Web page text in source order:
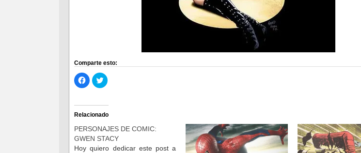
Comparte esto:
Haz
clic
para
Facebook
(Se
abre
en
una
ventana
nueva)
Haz
clic
Twitter
(Se
abre
en
una
ventana
nueva)
Relacionado
PERSONAJES DE COMIC:
GWEN STACY
Hoy quiero dedicar este post a